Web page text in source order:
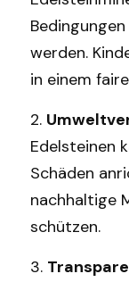
werden.
in einem
2.
Edelsteinen
Schäden
nachhaltige
schützen.
3.